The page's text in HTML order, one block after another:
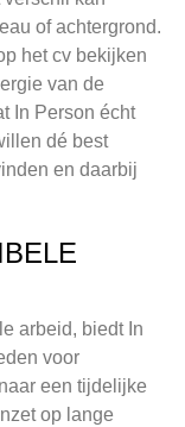
of achtergrond.
het cv bekijken
van de
In Person écht
dé best
en daarbij
arbeid, biedt In
voor
een tijdelijke
op lange